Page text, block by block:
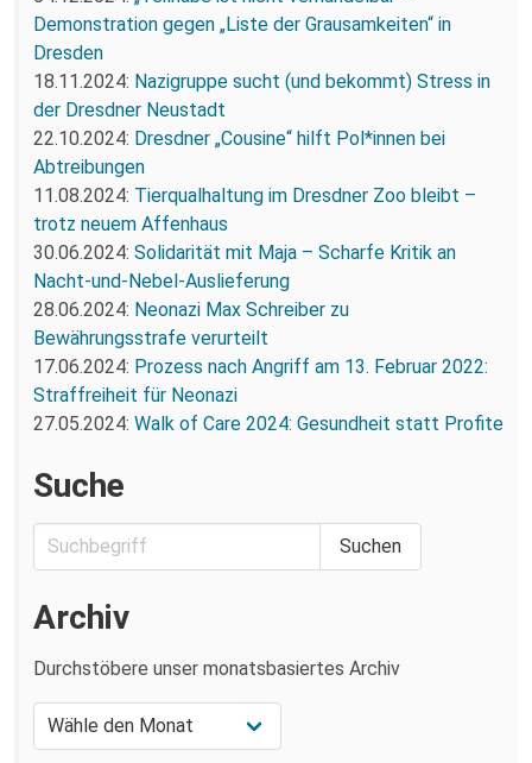
Demonstration gegen „Liste der Grausamkeiten“ in
Dresden
18.11.2024: Nazigruppe sucht (und bekommt) Stress in
der Dresdner Neustadt
22.10.2024: Dresdner „Cousine“ hilft Pol*innen bei
Abtreibungen
11.08.2024: Tierqualhaltung im Dresdner Zoo bleibt –
trotz neuem Affenhaus
30.06.2024: Solidarität mit Maja – Scharfe Kritik an
Nacht-und-Nebel-Auslieferung
28.06.2024: Neonazi Max Schreiber zu
Bewährungsstrafe verurteilt
17.06.2024: Prozess nach Angriff am 13. Februar 2022:
Straffreiheit für Neonazi
27.05.2024: Walk of Care 2024: Gesundheit statt Profite
Suche
Archiv
Durchstöbere unser monatsbasiertes Archiv